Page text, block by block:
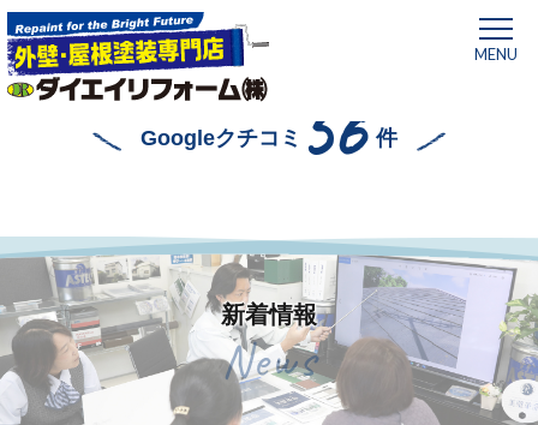
MENU
Googleクチコミ 56 件
新着情報
News